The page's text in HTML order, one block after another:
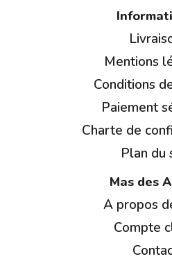
Mentions
Conditions
Paiement
Charte de
Plan du
Mas des
A propos
Compte